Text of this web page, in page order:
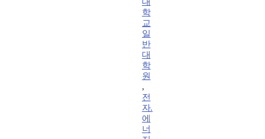
대
학
교
일
반
대
학
원
,
전
자.
에
너